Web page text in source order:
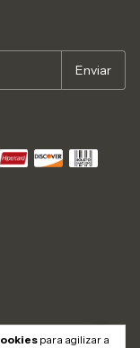
para agilizar a
Todos os direitos